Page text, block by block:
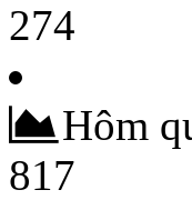
274
Hôm
817